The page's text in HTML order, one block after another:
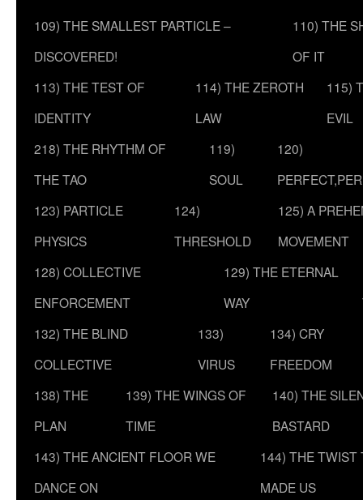
109) THE SMALLEST PARTICLE –
DISCOVERED!
110) THE
OF IT
113) THE TEST OF
IDENTITY
114) THE ZEROTH
LAW
115)
EVIL
218) THE RHYTHM OF
THE TAO
119)
SOUL
120)
123) PARTICLE
PHYSICS
124)
THRESHOLD
125) A
MOVEMENT
128) COLLECTIVE
ENFORCEMENT
129) THE ETERNAL
WAY
132) THE BLIND
COLLECTIVE
133)
VIRUS
134) CRY
FREEDOM
138) THE
PLAN
139) THE WINGS OF
TIME
140) THE
BASTARD
143) THE ANCIENT FLOOR WE
DANCE ON
144) THE TWIST
MADE US